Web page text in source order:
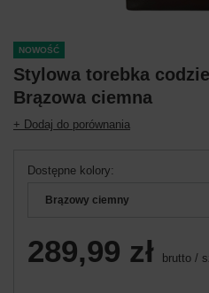
NOWOŚĆ
Stylowa torebka
Brązowa ciemna
+ Dodaj do porównania
Dostępne kolory
Brązowy ciemny
289,99 zł brutto /